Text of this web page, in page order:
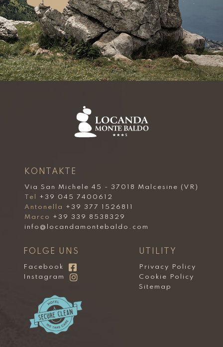
KONTAKTE
Via San Michele 45 - 37018 Malcesine (VR)
Tel
+39 045 7400612
Antonella
+39 377 1526811
Marco
+39 339 8538329
info@locandamontebaldo.com
FOLGE UNS
Facebook
Instagram
UTILITY
Privacy Policy
Cookie Policy
Sitemap